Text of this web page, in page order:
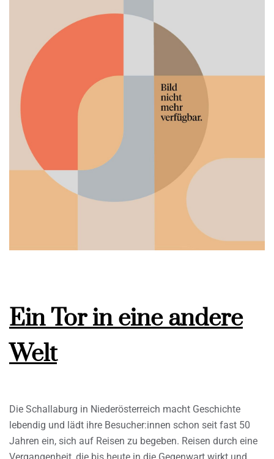
Ein Tor in eine andere
Welt
Die Schallaburg in Niederösterreich macht Geschichte
lebendig und lädt ihre Besucher:innen schon seit fast 50
Jahren ein, sich auf Reisen zu begeben. Reisen durch eine